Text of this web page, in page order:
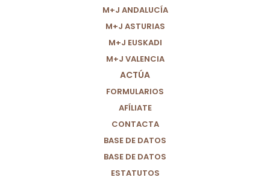
M+J ANDALUCÍA
M+J ASTURIAS
M+J EUSKADI
M+J VALENCIA
ACTÚA
FORMULARIOS
AFÍLIATE
CONTACTA
BASE DE DATOS
BASE DE DATOS
ESTATUTOS